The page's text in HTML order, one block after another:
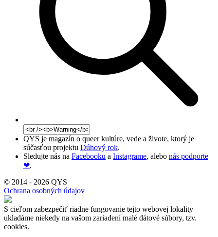
QYS je magazín o queer kultúre, vede a živote, ktorý je
súčasťou projektu Dúhový rok.
Sledujte nás na Facebooku a Instagrame, alebo nás podporte
❤.
© 2014 - 2026 QYS
Ochrana osobných údajov
S cieľom zabezpečiť riadne fungovanie tejto webovej lokality
ukladáme niekedy na vašom zariadení malé dátové súbory, tzv.
cookies.